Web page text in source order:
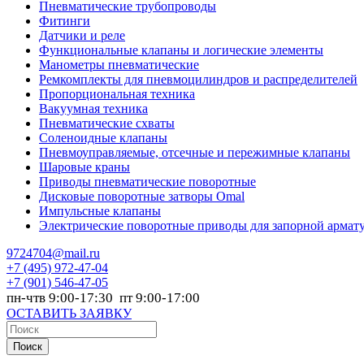
Пневматические трубопроводы
Фитинги
Датчики и реле
Функциональные клапаны и логические элементы
Манометры пневматические
Ремкомплекты для пневмоцилиндров и распределителей
Пропорциональная техника
Вакуумная техника
Пневматические схваты
Соленоидные клапаны
Пневмоуправляемые, отсечные и пережимные клапаны
Шаровые краны
Приводы пневматические поворотные
Дисковые поворотные затворы Omal
Импульсные клапаны
Электрические поворотные приводы для запорной
9724704@mail.ru
+7 (495) 972-47-04
+7 (901) 546-47-05
пн-чтв 9:00-17:30 пт 9:00-17:00
ОСТАВИТЬ ЗАЯВКУ
Поиск